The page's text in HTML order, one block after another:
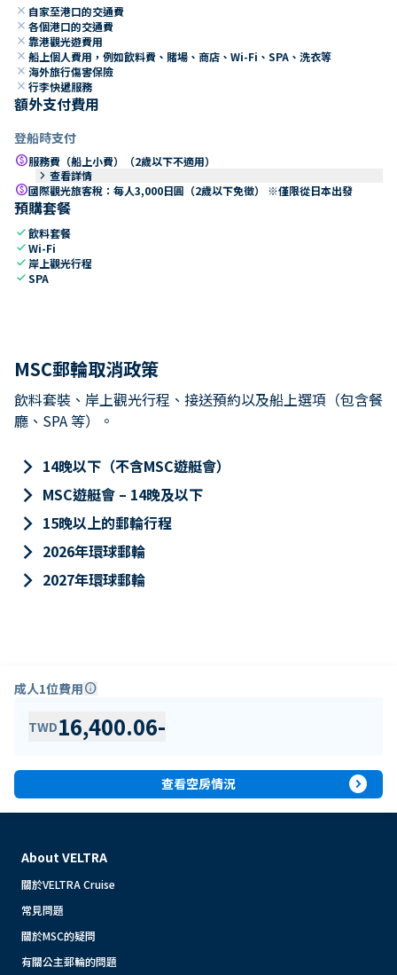
close 自家至港口的交通費
close 各個港口的交通費
close 靠港觀光遊費用
close 船上個人費用，例如飲料費、賭場、商店、Wi-Fi、SPA、洗衣等
close 海外旅行傷害保險
close 行李快遞服務
額外支付費用
登船時支付
paid服務費（船上小費）（2歲以下不適用）
keyboard_arrow_right 查看詳情
paid國際觀光旅客稅：每人3,000日圓（2歲以下免徵） ※僅限從日本出發
預購套餐
check飲料套餐
checkWi-Fi
check 岸上觀光行程
checkSPA
MSC郵輪取消政策
飲料套裝、岸上觀光行程、接送預約以及船上選項（包含餐
廳、SPA 等）。
keyboard_arrow_right 14晚以下（不含MSC遊艇會）
keyboard_arrow_right MSC遊艇會 – 14晚及以下
keyboard_arrow_right 15晚以上的郵輪行程
keyboard_arrow_right 2026年環球郵輪
keyboard_arrow_right 2027年環球郵輪
成人1位費用info
TWD16,400.06-
查看空房情況 expand_circle_right
About VELTRA
關於VELTRA Cruise
常見問題
關於MSC的疑問
有關公主郵輪的問題